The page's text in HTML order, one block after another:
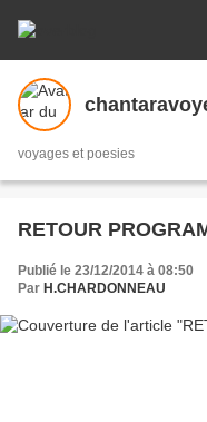
voyages et poesies
RETOUR
Publié le 23/12/2014 à 08:50
Par H.CHARDONNEAU